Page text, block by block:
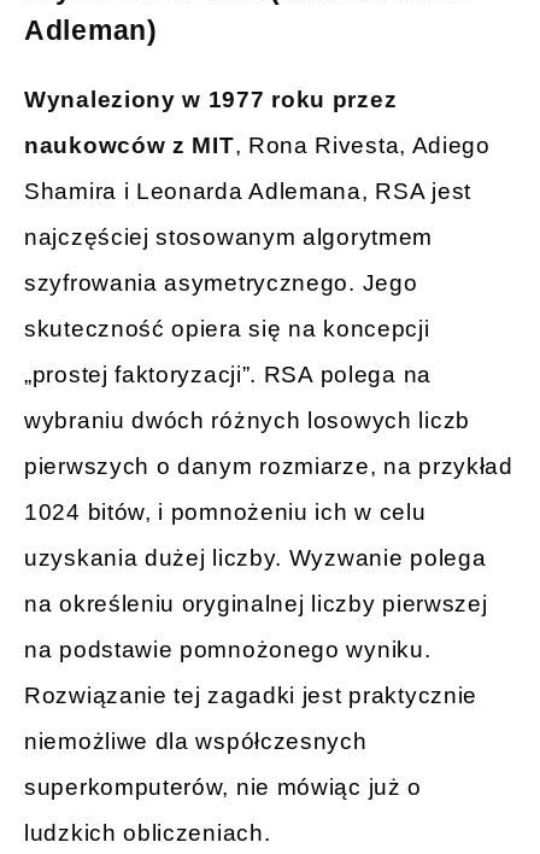
Adleman)
Wynaleziony w 1977 roku przez
naukowców z MIT, Rona Rivesta, Adiego
Shamira i Leonarda Adlemana, RSA jest
najczęściej stosowanym algorytmem
szyfrowania asymetrycznego. Jego
skuteczność opiera się na koncepcji
„prostej faktoryzacji”. RSA polega na
wybraniu dwóch różnych losowych liczb
pierwszych o danym rozmiarze, na przykład
1024 bitów, i pomnożeniu ich w celu
uzyskania dużej liczby. Wyzwanie polega
na określeniu oryginalnej liczby pierwszej
na podstawie pomnożonego wyniku.
Rozwiązanie tej zagadki jest praktycznie
niemożliwe dla współczesnych
superkomputerów, nie mówiąc już o
ludzkich obliczeniach.